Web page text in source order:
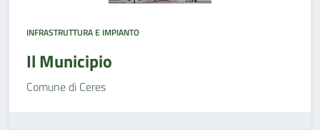
INFRASTRUTTURA E IMPIANTO
Il Municipio
Comune di Ceres